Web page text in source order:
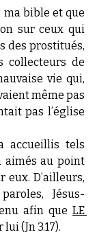
ma bible et que
sur ceux qui
des prostitués,
collecteurs de
vie qui,
même pas
pas l’église
accueillis tels
aimés au point
eux. D’ailleurs,
Jésus-
afin que LE
(Jn 3.17).